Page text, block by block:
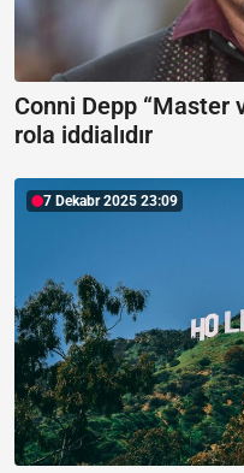
Conni Depp “Master
rola iddialıdır
7 Dekabr 2025 23:09